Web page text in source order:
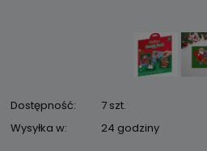
Dostępność:
7 szt.
Wysyłka w:
24 godziny